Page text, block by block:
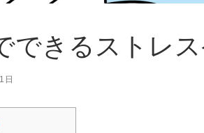
できるストレ
日